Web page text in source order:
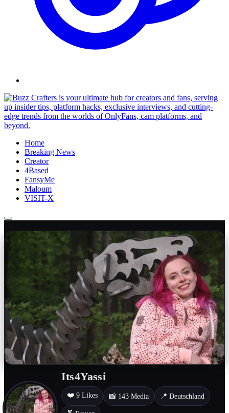
Skip
to
content
Home
Breaking News
Creator
4Based
FansyMe
Maloum
VISIT-X
Its4Yassi
❤️ 9 Likes 📸 143 Media 📍 Deutschland